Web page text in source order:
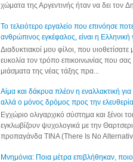
χώματα της Αργεντινής ήταν να δει τον
Το τελειότερο εργαλείο που επινόησε
ανθρώπινος εγκέφαλος, είναι η
Διαδυκτιακοί μου φίλοι, που υιοθετίσατε
ευκολία τον τρόπο επικοινωνίας που
μιάσματα της νέας τάξης πρα...
Αίμα και δάκρυα πλέον η εναλλακτική
αλλά ο μόνος δρόμος προς την
Εγχώριο ολιγαρχικό σύστημα και ξένοι
εγκλωβίζουν ψυχολογικά με την
προπαγάνδα TINA (There Is No
Μνημόνια: Ποια μέτρα επιβλήθηκαν,